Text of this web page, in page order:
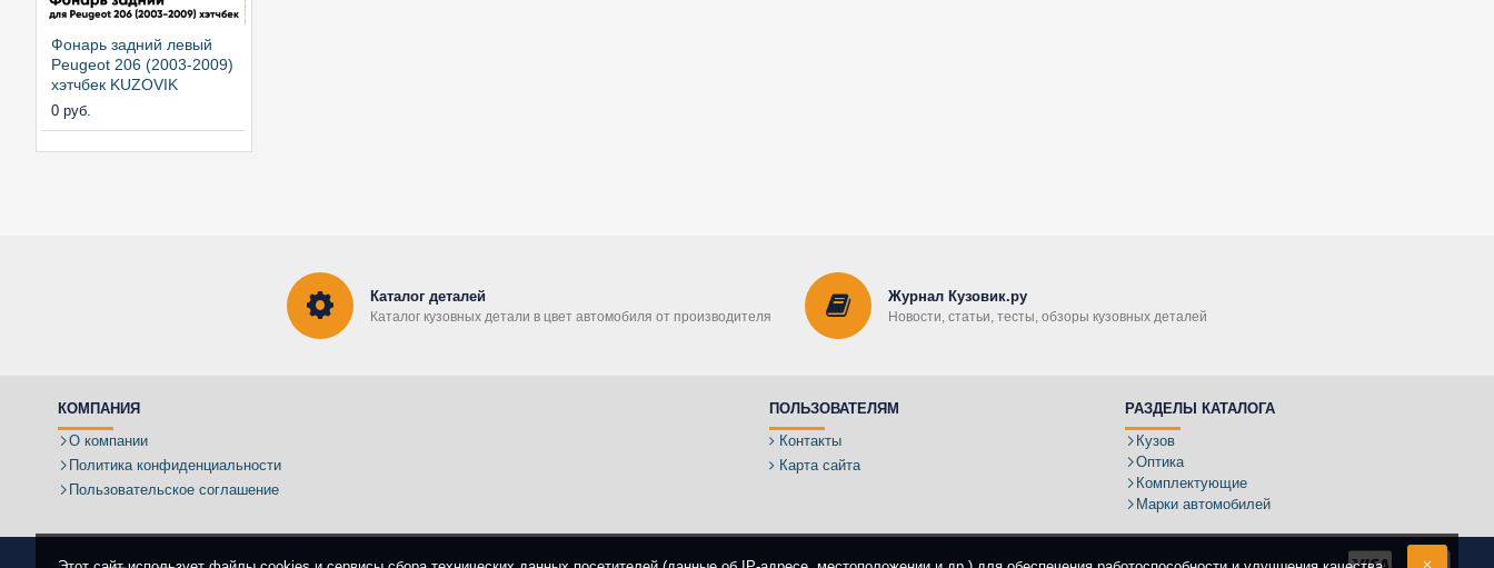
Фонарь задний левый
Peugeot 206 (2003-2009)
хэтчбек KUZOVIK
0 руб.
Каталог деталей
Каталог кузовных детали в цвет автомобиля от производителя
Журнал Кузовик.ру
Новости, статьи, тесты, обзоры кузовных деталей
КОМПАНИЯ
О компании
Политика конфиденциальности
Пользовательское соглашение
ПОЛЬЗОВАТЕЛЯМ
Контакты
Карта сайта
РАЗДЕЛЫ КАТАЛОГА
Кузов
Оптика
Комплектующие
Марки автомобилей